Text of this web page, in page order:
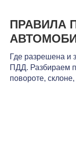
ПРАВИЛА
Где разрешена и
ПДД. Разбираем
повороте,